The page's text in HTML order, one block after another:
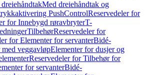
Med dreiehåndtak og
PushControlReservedeler for
for Innebygd røravbryterT-
TilbehørReservedeler for
for Elementer for servanterBidé-
veggavløpElementer for dusjer og
Reservedeler for Tilbehør for
for servanterBidé-